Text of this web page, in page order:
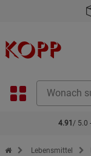
4.91 / 5.0
Zur Startseite des Kopp
Lebensmittel